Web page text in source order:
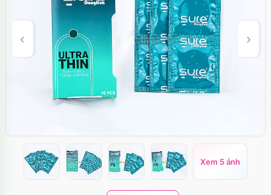
Xem 5 ảnh